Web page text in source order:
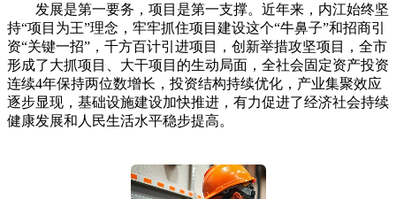
发展是第一要务，项目是第一支撑。近年来，内江始终坚
持“项目为王”理念，牢牢抓住项目建设这个“牛鼻子”和招商引
资“关键一招”，千方百计引进项目，创新举措攻坚项目，全市
形成了大抓项目、大干项目的生动局面，全社会固定资产投资
连续4年保持两位数增长，投资结构持续优化，产业集聚效应
逐步显现，基础设施建设加快推进，有力促进了经济社会持续
健康发展和人民生活水平稳步提高。